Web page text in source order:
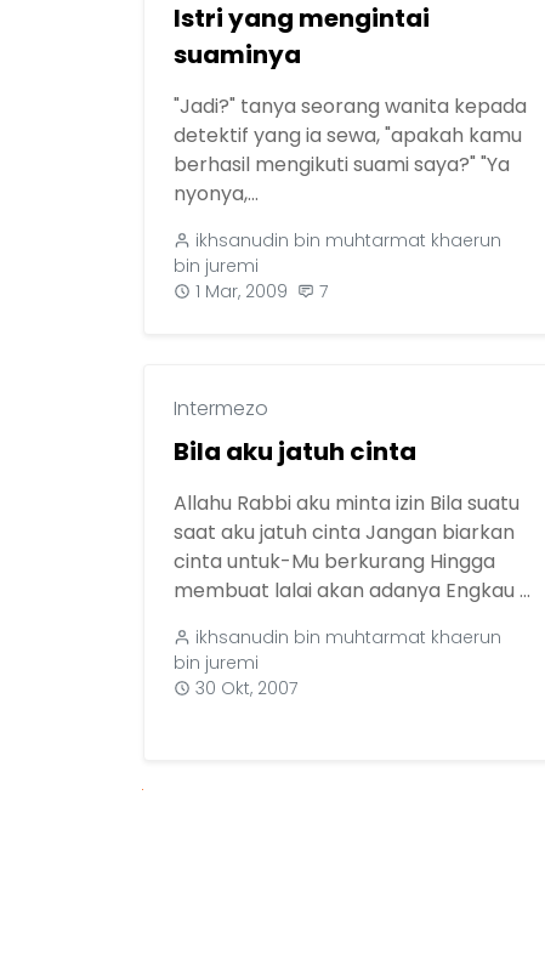
Istri yang mengintai
suaminya
"Jadi?" tanya seorang wanita kepada
detektif yang ia sewa, "apakah kamu
berhasil mengikuti suami saya?" "Ya
nyonya,...
ikhsanudin bin muhtarmat khaerun
bin juremi
1 Mar, 2009
7
Intermezo
Bila aku jatuh cinta
Allahu Rabbi aku minta izin Bila suatu
saat aku jatuh cinta Jangan biarkan
cinta untuk-Mu berkurang Hingga
membuat lalai akan adanya Engkau ...
ikhsanudin bin muhtarmat khaerun
bin juremi
30 Okt, 2007